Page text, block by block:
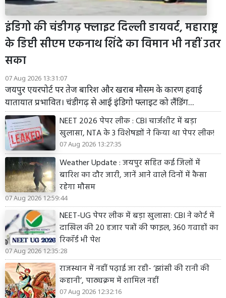
इंडिगो की चंडीगढ़ फ्लाइट दिल्ली डायवर्ट, महाराष्ट्र
के डिप्टी सीएम एकनाथ शिंदे का विमान भी नहीं उतर
सका
07 Aug 2026 13:31:07
जयपुर एयरपोर्ट पर तेज बारिश और खराब मौसम के कारण हवाई
यातायात प्रभावित। चंडीगढ़ से आई इंडिगो फ्लाइट को लैंडिंग...
NEET 2026 पेपर लीक : CBI चार्जशीट में बड़ा
खुलासा, NTA के 3 विशेषज्ञों ने किया था पेपर लीक!
07 Aug 2026 13:27:35
Weather Update : जयपुर सहित कई जिलों में
बारिश का दौर जारी, जानें आने वाले दिनों में कैसा
रहेगा मौसम
07 Aug 2026 12:59:44
NEET-UG पेपर लीक में बड़ा खुलासा: CBI ने कोर्ट में
दाखिल की 20 हजार पन्नों की फाइल, 360 गवाहों का
रिकॉर्ड भी पेश
07 Aug 2026 12:35:28
राजस्थान में नहीं पढ़ाई जा रही- ‘झांसी की रानी की
कहानी’, पाठ्यक्रम में शामिल नहीं
07 Aug 2026 12:32:16